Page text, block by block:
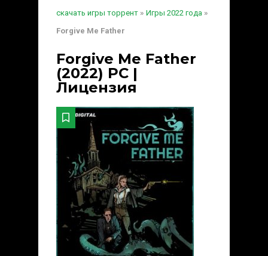
скачать игры торрент » Игры 2022 года »
Forgive Me Father
Forgive Me Father
(2022) PC |
Лицензия